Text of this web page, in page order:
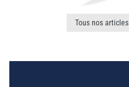
Tous nos articles